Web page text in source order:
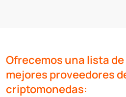
Ofrecemos una lista
mejores proveedores
criptomonedas: